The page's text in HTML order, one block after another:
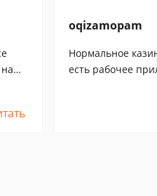
oqizamopam
Нормальное
есть рабочее